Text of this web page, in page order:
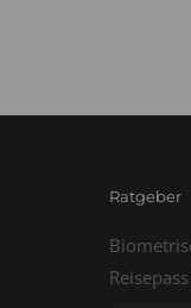
Ratgeber